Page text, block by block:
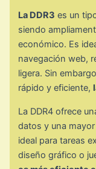
La DDR3 es un
siendo
económico. Es
navegación web,
ligera. Sin
rápido y eficiente,
La DDR4 ofrece
datos y una
ideal para tareas
diseño gráfico o